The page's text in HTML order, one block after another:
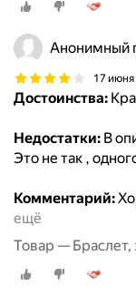
Анонимный
17
Достоинства:
Недостатки: В
Это не так ,
Комментарий:
ещё
Товар — Браслет,